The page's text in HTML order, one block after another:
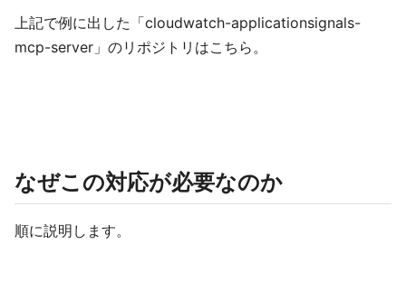
上記で例に出した「cloudwatch-applicationsignals-
mcp-server」のリポジトリはこちら。
なぜこの対応が必要なのか
順に説明します。